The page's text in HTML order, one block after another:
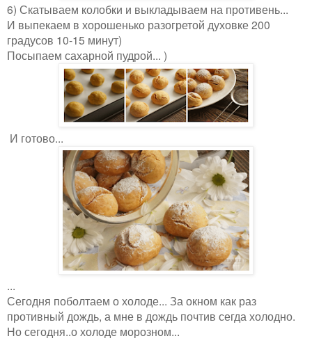
6) Скатываем колобки и выкладываем на противень...
И выпекаем в хорошенько разогретой духовке 200
градусов 10-15 минут)
Посыпаем сахарной пудрой... )
И готово...
...
Сегодня поболтаем о холоде... За окном как раз
противный дождь, а мне в дождь почтив сегда холодно.
Но сегодня..о холоде морозном...